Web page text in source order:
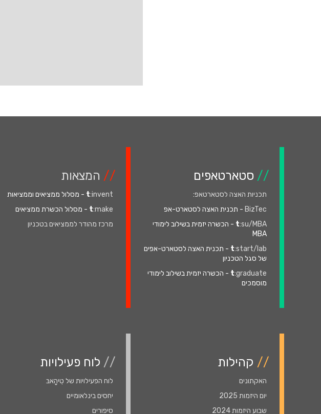
// סטארטאפים
תכניות האצה לסטארטאפ:
BizTec - תכנית האצה לסטארט-אפ
t:su/MBA
- הכשרה יזמית בשילוב לימודי
MBA
t:start/lab
- תכנית האצה לסטארט-אפים
של סגל הטכניון
t:graduate
- הכשרה יזמית בשילוב לימודי
מוסמכים
// המצאות
t:invent
- מסלול ממציאים וממציאות
t:make
- מסלול הכשרת ממציאים
מרכז מהודר לממציאים בטכניון
// קהילות
האקתונים
יום היזמות 2025
שבוע היזמות 2024
// לוח פעילויות
לוח הפעילויות של טִִיהָָאבּ
יחסים בינלאומיים
סיפורים